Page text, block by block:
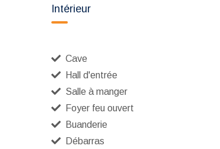
Intérieur
Cave
Hall d'entrée
Salle à manger
Foyer feu ouvert
Buanderie
Débarras